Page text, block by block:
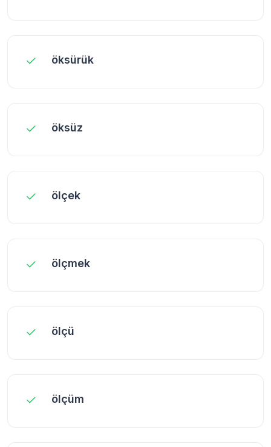
öksürük
öksüz
ölçek
ölçmek
ölçü
ölçüm